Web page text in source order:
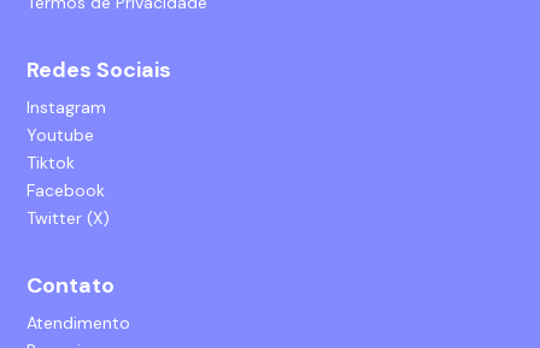
Redes Sociais
Instagram
Youtube
Tiktok
Facebook
Twitter (X)
Contato
Atendimento